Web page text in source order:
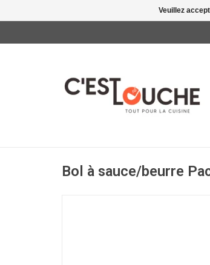
Bol à sauce/beurre
Veuillez